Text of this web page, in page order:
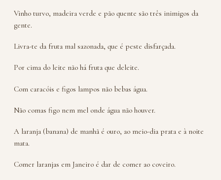
Vinho turvo, madeira verde e pão quente são três inimigos da
gente.
Livra-te da fruta mal sazonada, que é peste disfarçada.
Por cima do leite não há fruta que deleite.
Com caracóis e figos lampos não bebas água.
Não comas figo nem mel onde água não houver.
A laranja (banana) de manhã é ouro, ao meio-dia prata e à noite
mata.
Comer laranjas em Janeiro é dar de comer ao coveiro.